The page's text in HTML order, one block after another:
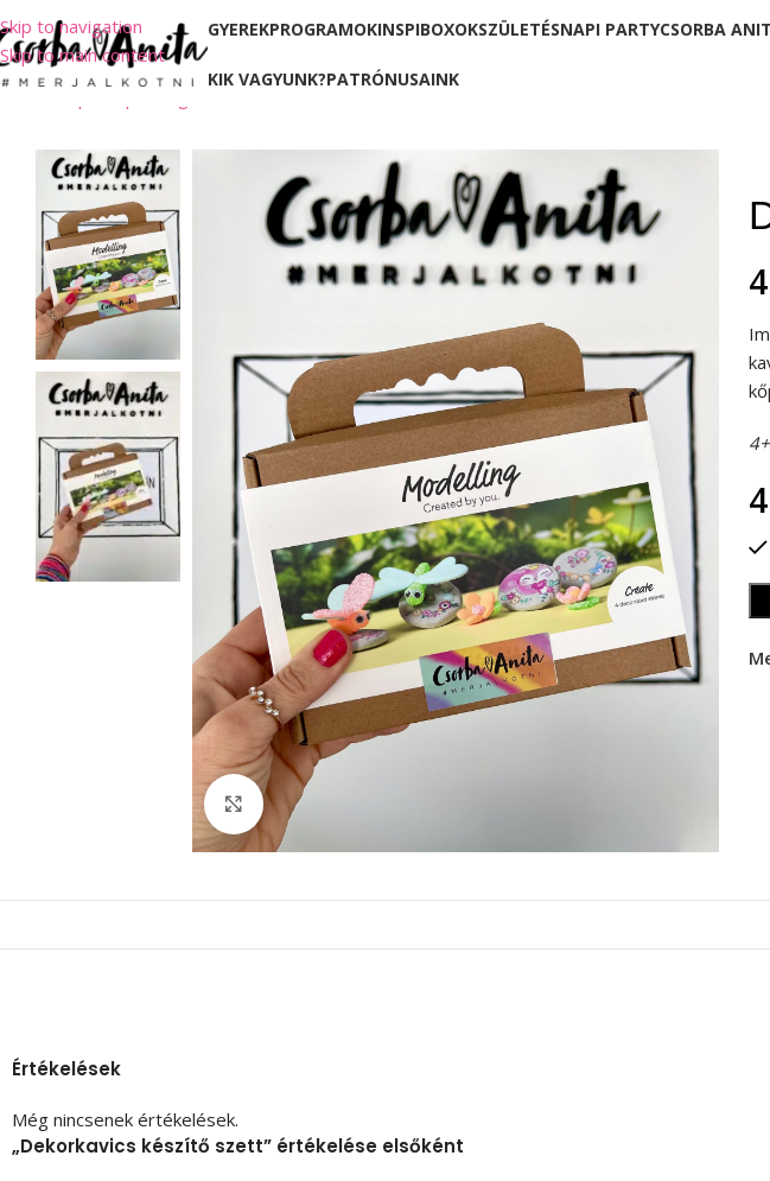
Skip to navigation
Skip to main content
GYEREKPROGRAMOKINSPIBOXOKSZÜLETÉSNAPI PARTYCSORBA
KIK VAGYUNK?PATRÓNUSAINK
Nagyítás
Értékelések
Még nincsenek értékelések.
„Dekorkavics készítő szett” értékelése elsőként